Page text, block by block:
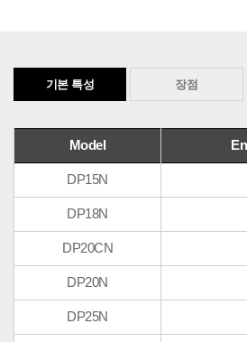
기본 특성 장점
Model
DP15N
DP18N
DP20CN
DP20N
DP25N